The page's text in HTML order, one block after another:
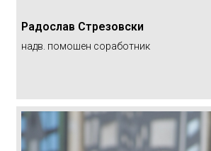
Радослав Стрезовски
надв. помошен соработник